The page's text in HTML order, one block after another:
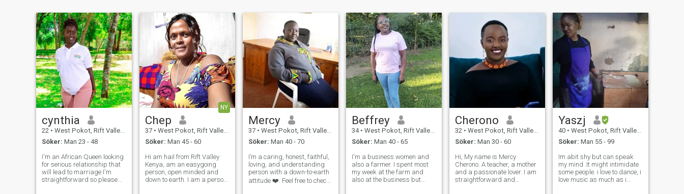
cynthia
22 • West Pokot, Rift Valley, Kenya
Söker: Man 23 - 48
I'm an African Queen looking
for serious relationship that
will lead to marriage.I'm
straightforward so please
NY
Chep
37 • West Pokot, Rift Valley, Kenya
Söker: Man 45 - 60
Hi am hail from Rift Valley
Kenya, am an easygoing
person, open minded and
down to earth. I am a person
Mercy
37 • West Pokot, Rift Valley, Kenya
Söker: Man 40 - 70
I’m a caring, honest, faithful,
loving, and understanding
person with a down-to-earth
attitude ❤️. Feel free to check
Beffrey
34 • West Pokot, Rift Valley, Kenya
Söker: Man 40 - 65
I'm a business women and
also a farmer. I spent most
my week at the farm and
also at the business but
Cherono
32 • West Pokot, Rift Valley, Kenya
Söker: Man 30 - 60
Hi, My name is Mercy
Cherono. A teacher, a mother
and a passionate lover. I am
straightforward and
Yaszj
40 • West Pokot, Rift Valley, Kenya
Söker: Man 55 - 99
Im abit shy but can speak
my mind .It might intimidate
some people. i love to dance, i
love music as much as i